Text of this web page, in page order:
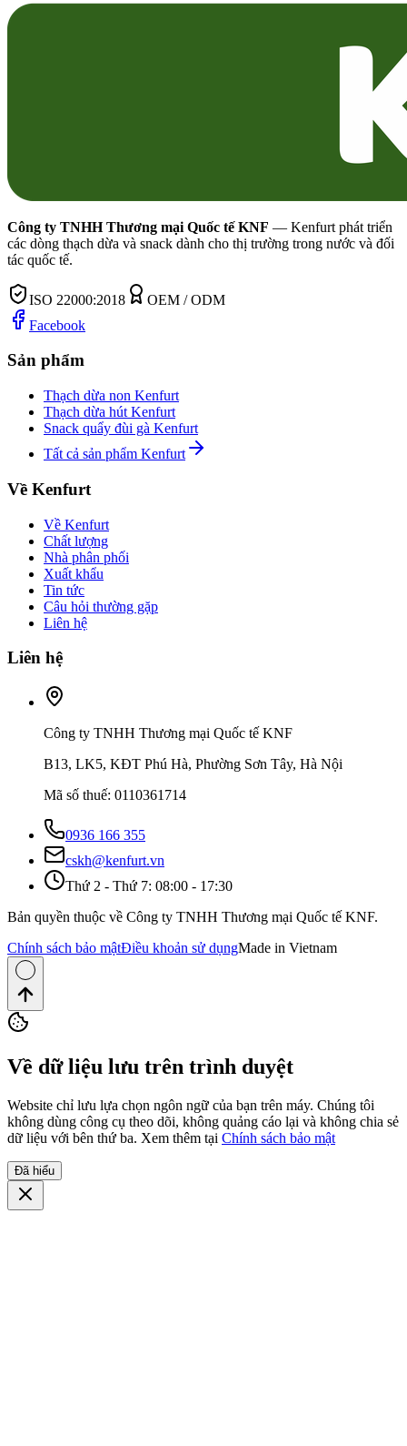
Công ty TNHH Thương mại Quốc tế KNF — Kenfurt phát triển
các dòng thạch dừa và snack dành cho thị trường trong nước và đối
tác quốc tế.
ISO 22000:2018
OEM / ODM
Facebook
Sản phẩm
Thạch dừa non Kenfurt
Thạch dừa hút Kenfurt
Snack quẩy đùi gà Kenfurt
Tất cả sản phẩm Kenfurt
Về Kenfurt
Về Kenfurt
Chất lượng
Nhà phân phối
Xuất khẩu
Tin tức
Câu hỏi thường gặp
Liên hệ
Liên hệ
Công ty TNHH Thương mại Quốc tế KNF
B13, LK5, KĐT Phú Hà, Phường Sơn Tây, Hà Nội
Mã số thuế: 0110361714
0936 166 355
cskh@kenfurt.vn
Thứ 2 - Thứ 7: 08:00 - 17:30
Bản quyền thuộc về Công ty TNHH Thương mại Quốc tế KNF.
Chính sách bảo mậtĐiều khoản sử dụngMade in Vietnam
Về dữ liệu lưu trên trình duyệt
Website chỉ lưu lựa chọn ngôn ngữ của bạn trên máy. Chúng tôi
không dùng công cụ theo dõi, không quảng cáo lại và không chia sẻ
dữ liệu với bên thứ ba. Xem thêm tại Chính sách bảo mật
Đã hiểu